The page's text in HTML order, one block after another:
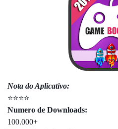
Nota do Aplicativo:
⭐⭐⭐⭐
Numero de Downloads:
100.000+